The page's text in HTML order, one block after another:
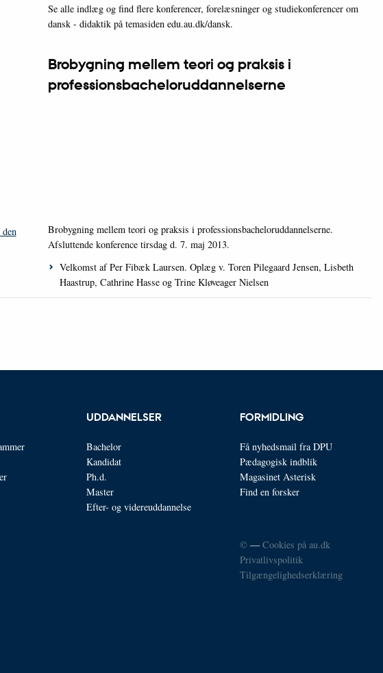
Se alle indlæg og find flere konferencer, forelæsninger og studiekonferencer om
dansk - didaktik på temasiden edu.au.dk/dansk.
Brobygning mellem teori og praksis i
professionsbacheloruddannelserne
Brobygning mellem teori og praksis i professionsbacheloruddannelserne.
Afsluttende konference tirsdag d. 7. maj 2013.
Velkomst af Per Fibæk Laursen. Oplæg v. Toren Pilegaard Jensen, Lisbeth
Haastrup, Cathrine Hasse og Trine Kløveager Nielsen
UDDANNELSER
Bachelor
Kandidat
Ph.d.
Master
Efter- og videreuddannelse
FORMIDLING
Få nyhedsmail fra DPU
Pædagogisk indblik
Magasinet Asterisk
Find en forsker
© —Cookies på au.dk
Privatlivspolitik
Tilgængelighedserklæring